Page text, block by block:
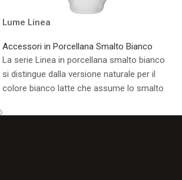
Lume Linea
Accessori in Porcellana Smalto Bianco
La serie Linea in porcellana smalto bianco
si distingue dalla versione naturale per il
colore bianco latte che assume lo smalto